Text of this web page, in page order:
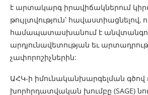
է արտակարգ իրավիճակներում
թույլտվություն՝ հավաստիացնելով,
համապատասխանում է
արդյունավետության եւ
չափորոշիչներին:
ԱՀԿ-ի իմունականխարգելման
խորհրդատվական խումբը (SAGE)